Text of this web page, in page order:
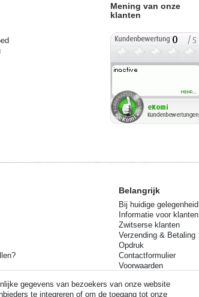
Mening van onze
klanten
Belangrijk
Bij huidige gelegenheid
Informatie voor klanten
Zwitserse klanten
Verzending & Betaling
Opdruk
Contactformulier
Voorwaarden
Gegevensbescherming
gegevens van bezoekers van onze website
te integreren of om de toegang tot onze